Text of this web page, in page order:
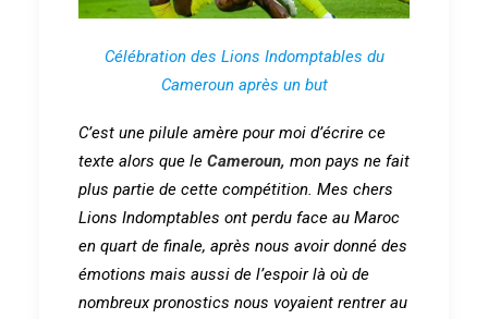
Célébration des Lions Indomptables du
Cameroun après un but
C’est une pilule amère pour moi d’écrire ce
texte alors que le Cameroun, mon pays ne fait
plus partie de cette compétition. Mes chers
Lions Indomptables ont perdu face au Maroc
en quart de finale, après nous avoir donné des
émotions mais aussi de l’espoir là où de
nombreux pronostics nous voyaient rentrer au